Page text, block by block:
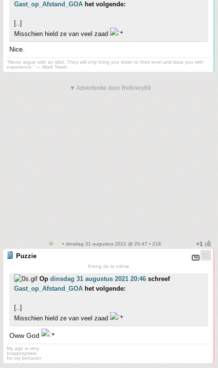
Gast_op_Afstand_GOA het volgende:
[..]
Misschien hield ze van veel zaad
Nice.
“Never argue with an idiot. They will only bring you down to their level and beat you with
experience.” ― Mark Twain.
▼ Advertentie door Refinery89
• dinsdag 31 augustus 2021 @ 20:47 • 218
Puzzie
Kreng de la crème
Op dinsdag 31 augustus 2021 20:46 schreef
Gast_op_Afstand_GOA het volgende:
[..]
Misschien hield ze van veel zaad
Oww God
My age is very
Inappropriate
for my behavior